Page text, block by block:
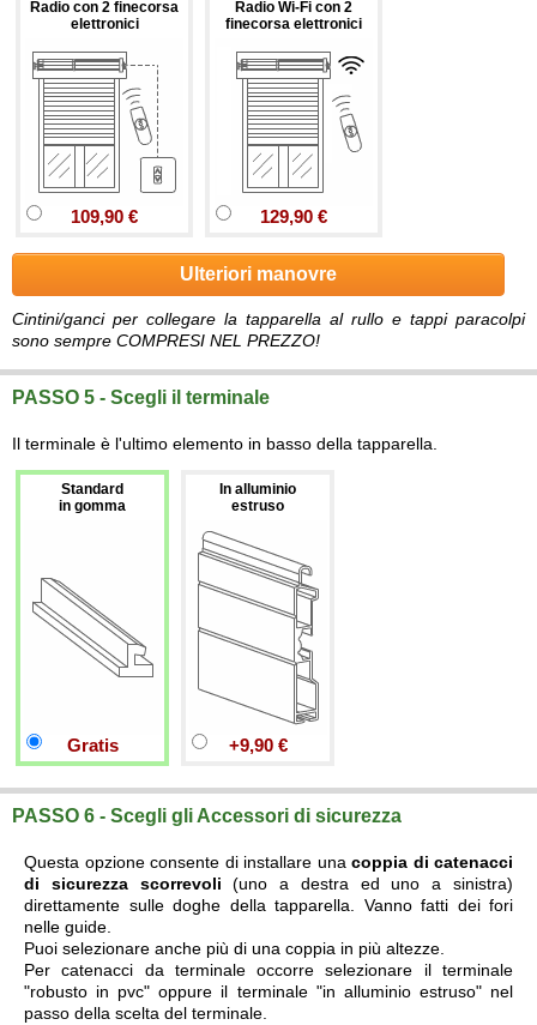
Radio con 2 finecorsa
elettronici
109,90 €
Radio Wi-Fi con 2
finecorsa elettronici
129,90 €
Ulteriori manovre
Cintini/ganci per collegare la tapparella al rullo e tappi paracolpi
sono sempre COMPRESI NEL PREZZO!
PASSO 5 - Scegli il terminale
Il terminale è l'ultimo elemento in basso della tapparella.
Standard
in gomma
Gratis
In alluminio
estruso
+9,90 €
PASSO 6 - Scegli gli Accessori di sicurezza
Questa opzione consente di installare una coppia di catenacci
di sicurezza scorrevoli (uno a destra ed uno a sinistra)
direttamente sulle doghe della tapparella. Vanno fatti dei fori
nelle guide.
Puoi selezionare anche più di una coppia in più altezze.
Per catenacci da terminale occorre selezionare il terminale
"robusto in pvc" oppure il terminale "in alluminio estruso" nel
passo della scelta del terminale.